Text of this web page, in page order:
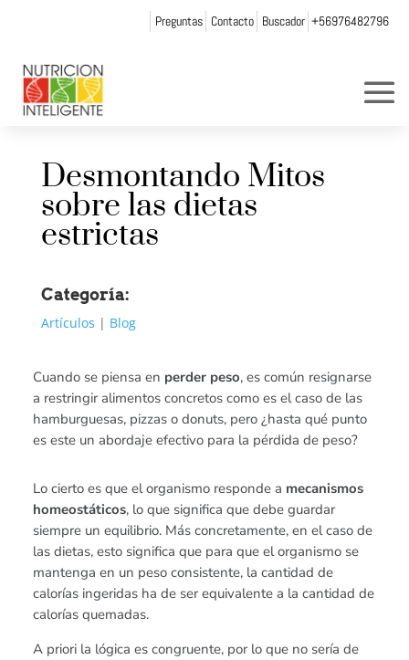
Preguntas Contacto Buscador +56976482796
Desmontando Mitos
sobre las dietas
estrictas
Categoría:
Artículos | Blog
Cuando se piensa en perder peso, es común resignarse
a restringir alimentos concretos como es el caso de las
hamburguesas, pizzas o donuts, pero ¿hasta qué punto
es este un abordaje efectivo para la pérdida de peso?
Lo cierto es que el organismo responde a mecanismos
homeostáticos, lo que significa que debe guardar
siempre un equilibrio. Más concretamente, en el caso de
las dietas, esto significa que para que el organismo se
mantenga en un peso consistente, la cantidad de
calorías ingeridas ha de ser equivalente a la cantidad de
calorías quemadas.
A priori la lógica es congruente, por lo que no sería de